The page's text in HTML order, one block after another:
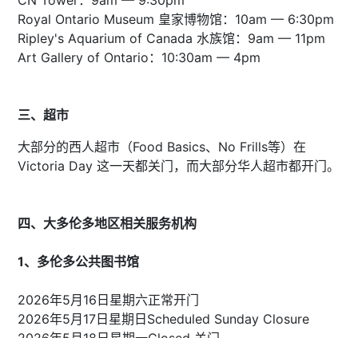
Royal Ontario Museum 皇家博物馆：10am — 6:30pm
Ripley's Aquarium of Canada 水族馆：9am — 11pm
Art Gallery of Ontario：10:30am — 4pm
三、超市
大部分的西人超市（Food Basics、No Frills等）在
Victoria Day 这一天都关门，而大部分华人超市都开门。
四、大多伦多地区相关服务机构
1、多伦多公共图书馆
2026年5月16日星期六正常开门
2026年5月17日星期日Scheduled Sunday Closure